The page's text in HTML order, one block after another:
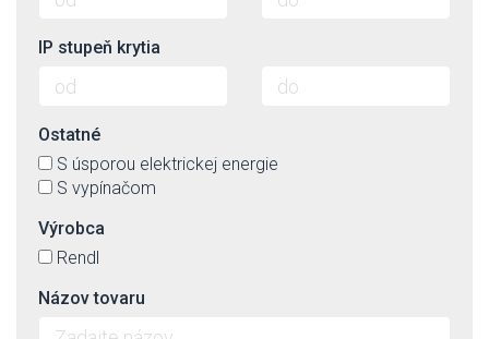
IP stupeň krytia
Ostatné
S úsporou elektrickej energie
S vypínačom
Výrobca
Rendl
Názov tovaru